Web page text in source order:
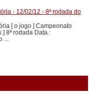
- 12/02/12 - 8ª rodada do
[ o jogo ] Campeonato
8ª rodada Data :